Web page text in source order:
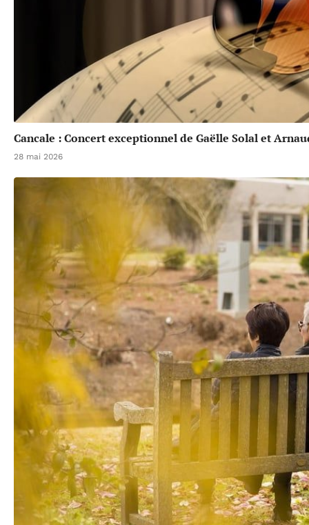
Cancale : Concert exceptionnel de Gaëlle Solal et
28 mai 2026